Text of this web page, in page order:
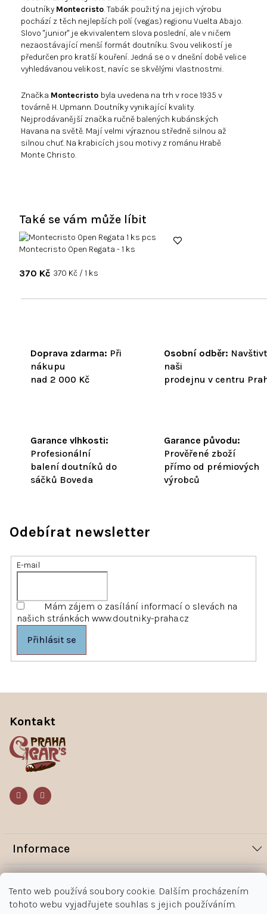
Tento web používá soubory cookie. Dalším procházením
tohoto webu vyjadřujete souhlas s jejich používáním.
Doprava zdarma: Při
nákupu
nad 2 000 Kč
Osobní odběr:
naši
prodejnu v centru
Garance vlhkosti:
Profesionální
balení doutníků do
sáčků Boveda
Garance původu:
Prověřené zboží
přímo od prémiových
výrobců
doutníky Montecristo. Tabák použitý na jejich výrobu
pochází z těch nejlepších polí (vegas) regionu Vuelta Abajo.
Slovo "junior" je ekvivalentem slova poslední, ale v ničem
nezaostávající menší formát doutníku. Svou velikostí je
předurčen pro kratší kouření. Jedná se o v dnešní době velice
vyhledávanou velikost, navíc se skvělými vlastnostmi.
Značka Montecristo byla uvedena na trh v roce 1935 v
továrně H. Upmann. Doutníky vynikající kvality.
Nejprodávanější značka ručně balených kubánských
Havana na světě. Mají velmi výraznou středně silnou až
silnou chuť. Na krabicích jsou motivy z románu Hrabě
Monte Christo.
Také se vám může líbit
Montecristo Open Regata - 1 ks
370 Kč Měrná
370 Kč / 1 ks
Odebírat newsletter
E-mail
Mám zájem o zasílání informací o slevách na
našich stránkách www.doutniky-praha.cz
Přihlásit se
Informace
Novinky
Magazín
Jak nakupovat
Kontakt
Kontakt